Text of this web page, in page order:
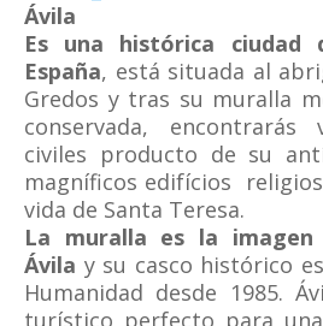
Ávila
Es una histórica ciudad
España, está situada al
Gredos y tras su muralla
conservada, encontrarás
civiles producto de su
magníficos edifícios
vida de Santa Teresa.
La muralla es la
Ávila y su casco histórico
Humanidad desde 1985.
turístico perfecto para